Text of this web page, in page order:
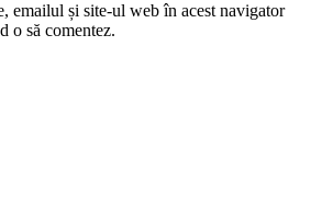
emailul și site-ul web în acest navigator
o să comentez.